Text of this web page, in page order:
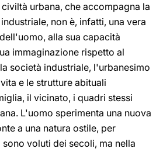
civiltà urbana, che accompagna la
non è, infatti, una vera
alla sua capacità
immaginazione rispetto al
società industriale, l'urbanesimo
e le strutture abituali
il vicinato, i quadri stessi
L'uomo sperimenta una nuova
a una natura ostile, per
voluti dei secoli, ma nella